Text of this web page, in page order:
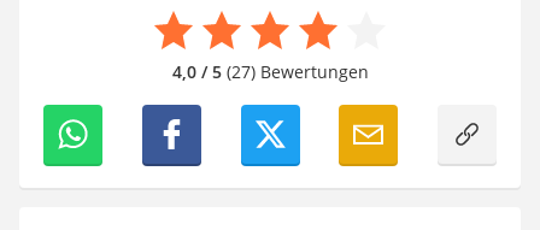
4,0 / 5(27) Bewertungen